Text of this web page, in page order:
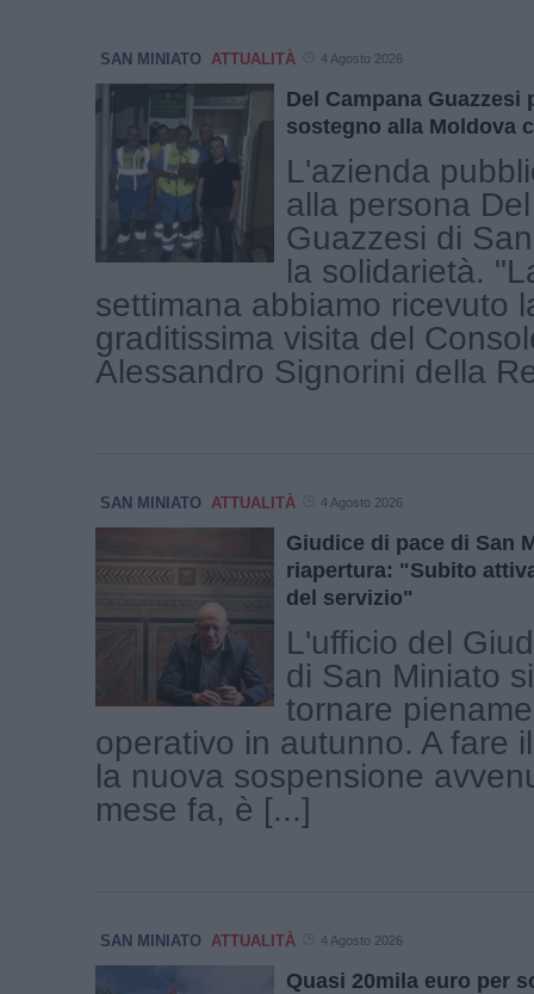
SAN MINIATO ATTUALITÀ 4 Agosto 2026
Del Campana
sostegno alla Moldova
L'azienda
alla persona
Guazzesi di
la solidarietà.
settimana abbiamo ricevuto
graditissima visita del
Alessandro Signorini della
SAN MINIATO ATTUALITÀ 4 Agosto 2026
Giudice di pace di San
riapertura: "Subito
del servizio"
L'ufficio del
di San Miniato
tornare
operativo in autunno. A fare
la nuova sospensione
mese fa, è [...]
SAN MINIATO ATTUALITÀ 4 Agosto 2026
Quasi 20mila euro per